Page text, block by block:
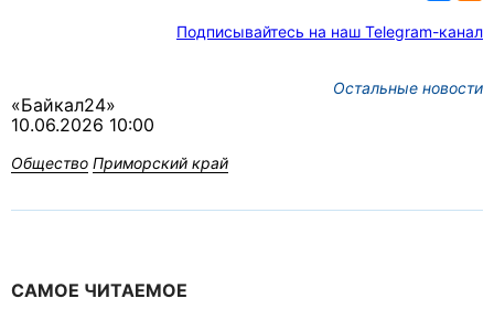
Подписывайтесь на наш Telegram-канал
Остальные новости
«Байкал24»
10.06.2026 10:00
Общество Приморский край
САМОЕ ЧИТАЕМОЕ